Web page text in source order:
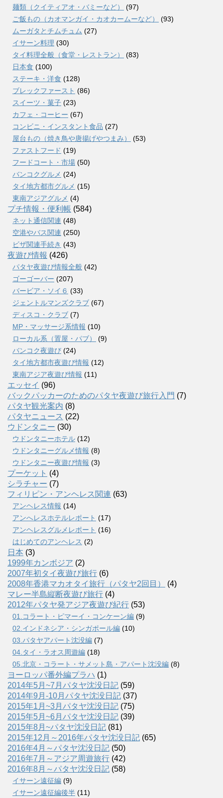
麺類（クイティアオ・バミーなど）
(97)
ご飯もの（カオマンガイ・カオカームーなど）
(93)
ムーガタとチムチュム (27)
イサーン料理 (30)
タイ料理全般（食堂・レストラン）
(83)
日本食 (100)
ステーキ・洋食 (128)
ブレックファースト (86)
スイーツ・菓子 (23)
カフェ・コーヒー (67)
コンビニ・インスタント食品 (27)
屋台もの（焼き鳥や唐揚げやつまみ）
(53)
ファストフード (19)
フードコート・市場 (50)
バンコクグルメ (24)
タイ地方都市グルメ (15)
東南アジアグルメ (4)
プチ情報・便利帳 (584)
ネット通信関連 (48)
空港やバス関連 (250)
ビザ関連手続き (43)
夜遊び情報 (426)
パタヤ夜遊び情報全般 (42)
ゴーゴーバー (207)
バービア・ソイ６ (33)
ジェントルマンズクラブ (67)
ディスコ・クラブ (7)
MP・マッサージ系情報 (10)
ローカル系（置屋・パブ）
(9)
バンコク夜遊び (24)
タイ地方都市夜遊び情報 (12)
東南アジア夜遊び情報 (11)
エッセイ (96)
バックパッカーのためのパタヤ夜遊び旅行入門 (7)
パタヤ観光案内 (8)
パタヤニュース (22)
ウドンタニー (30)
ウドンタニーホテル (12)
ウドンタニーグルメ情報 (8)
ウドンタニー夜遊び情報 (3)
プーケット (4)
シラチャー (7)
フィリピン・アンヘレス関連 (63)
アンヘレス情報 (14)
アンへレスホテルレポート (17)
アンヘレスグルメレポート (16)
はじめてのアンヘレス (2)
日本 (3)
1999年カンボジア (2)
2007年初タイ夜遊び旅行 (6)
2008年香港マカオタイ旅行（パタヤ2回目）
(4)
マレー半島縦断夜遊び旅行 (4)
2012年パタヤ発アジア夜遊び紀行 (53)
01.コラート・ピマーイ・コンケーン編 (9)
02.インドネシア・シンガポール編 (10)
03.パタヤアパート沈没編 (7)
04.タイ・ラオス周遊編 (18)
05.北京・コラート・サメット島・アパート沈没編 (8)
ヨーロッパ番外編プラハ (1)
2014年5月~7月パタヤ沈没日記 (59)
2014年9月-10月パタヤ沈没日記 (37)
2015年1月~3月パタヤ沈没日記 (75)
2015年5月~6月パタヤ沈没日記 (39)
2015年8月~パタヤ沈没日記 (81)
2015年12月～2016年パタヤ沈没日記 (65)
2016年4月～パタヤ沈没日記 (50)
2016年7月～アジア周遊旅行 (42)
2016年8月～パタヤ沈没日記 (58)
イサーン遠征編 (9)
イサーン遠征編後半 (11)